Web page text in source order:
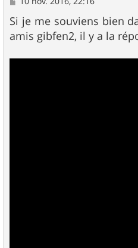
s
s
a
e
Si je me souviens bien
amis gibfen2, il y a la